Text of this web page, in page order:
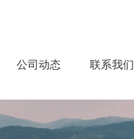
公司动态 联系我们